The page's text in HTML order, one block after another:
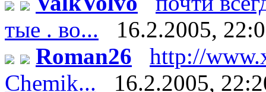
тые . во...
16.2.2005,
Roman26
http://
Chemik...
16.2.2005,